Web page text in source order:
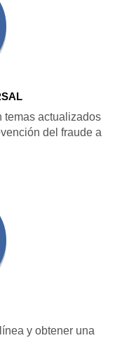
temas actualizados
del fraude a
y obtener una